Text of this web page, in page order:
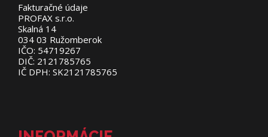
Fakturačné údaje
PROFAX s.r.o.
Skalná 14
034 03 Ružomberok
IČO: 54719267
DIČ: 2121785765
IČ DPH: SK2121785765